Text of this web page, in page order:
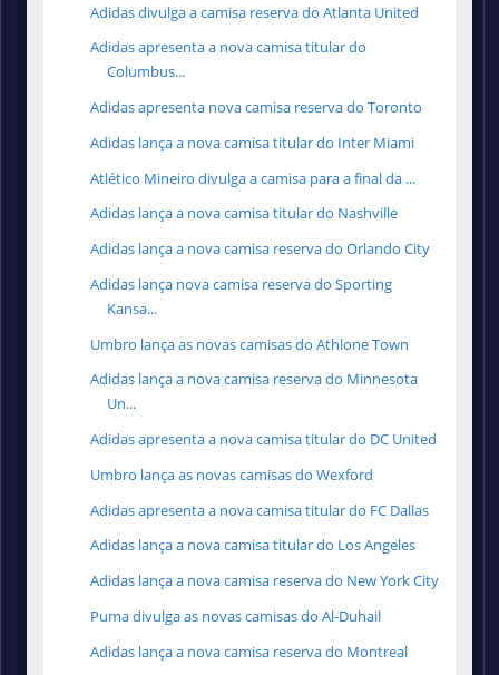
Adidas divulga a camisa reserva do Atlanta United
Adidas apresenta a nova camisa titular do
Columbus...
Adidas apresenta nova camisa reserva do Toronto
Adidas lança a nova camisa titular do Inter Miami
Atlético Mineiro divulga a camisa para a final da ...
Adidas lança a nova camisa titular do Nashville
Adidas lança a nova camisa reserva do Orlando City
Adidas lança nova camisa reserva do Sporting
Kansa...
Umbro lança as novas camisas do Athlone Town
Adidas lança a nova camisa reserva do Minnesota
Un...
Adidas apresenta a nova camisa titular do DC United
Umbro lança as novas camisas do Wexford
Adidas apresenta a nova camisa titular do FC Dallas
Adidas lança a nova camisa titular do Los Angeles
Adidas lança a nova camisa reserva do New York City
Puma divulga as novas camisas do Al-Duhail
Adidas lança a nova camisa reserva do Montreal